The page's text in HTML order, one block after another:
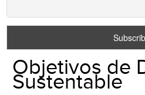
Objetivos de
Sustentable